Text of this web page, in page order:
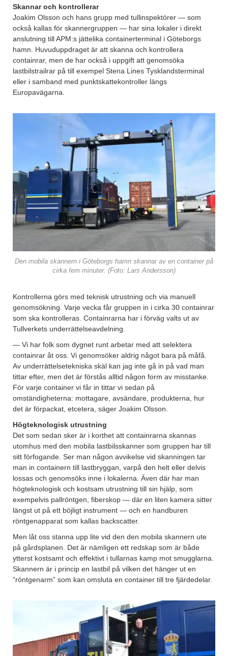
Skannar och kontrollerar
Joakim Olsson och hans grupp med tullinspektörer — som
också kallas för skannergruppen — har sina lokaler i direkt
anslutning till APM:s jättelika containerterminal i Göteborgs
hamn. Huvuduppdraget är att skanna och kontrollera
containrar, men de har också i uppgift att genomsöka
lastbilstrailrar på till exempel Stena Lines Tysklandsterminal
eller i samband med punktskattekontroller längs
Europavägarna.
Den mobila skannern i Göteborgs hamn skannar av en container på
cirka fem minuter. (Foto: Lars Andersson)
Kontrollerna görs med teknisk utrustning och via manuell
genomsökning. Varje vecka får gruppen in i cirka 30 containrar
som ska kontrolleras. Containrarna har i förväg valts ut av
Tullverkets underrättelseavdelning.
— Vi har folk som dygnet runt arbetar med att selektera
containrar åt oss. Vi genomsöker aldrig något bara på måfå.
Av underrättelsetekniska skäl kan jag inte gå in på vad man
tittar efter, men det är förstås alltid någon form av misstanke.
För varje container vi får in tittar vi sedan på
omständigheterna: mottagare, avsändare, produkterna, hur
det är förpackat, etcetera, säger Joakim Olsson.
Högteknologisk utrustning
Det som sedan sker är i korthet att containrarna skannas
utomhus med den mobila lastbilsskanner som gruppen har till
sitt förfogande. Ser man någon avvikelse vid skanningen tar
man in containern till lastbryggan, varpå den helt eller delvis
lossas och genomsöks inne i lokalerna. Även där har man
högteknologisk och kostsam utrustning till sin hjälp, som
exempelvis pallröntgen, fiberskop — där en liten kamera sitter
längst ut på ett böjligt instrument — och en handburen
röntgenapparat som kallas backscatter.
Men låt oss stanna upp lite vid den den mobila skannern ute
på gårdsplanen. Det är nämligen ett redskap som är både
ytterst kostsamt och effektivt i tullarnas kamp mot smugglarna.
Skannern är i princip en lastbil på vilken det hänger ut en
”röntgenarm” som kan omsluta en container till tre fjärdedelar.